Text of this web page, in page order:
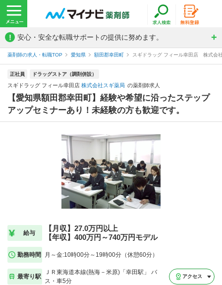
! 安心・安全な転職サポートの提供に努めます。
薬剤師の求人・転職TOP 愛知県 額田郡幸田町 スギドラッグ フィール幸田店 株式会
正社員 ドラッグストア（調剤併設）
スギドラッグ フィール幸田店 株式会社スギ薬局 の薬剤師求人
【愛知県額田郡幸田町】経験や希望に沿ったステップ
アップセミナーあり！未経験の方も歓迎です。
給与
【月収】27.0万円以上
【年収】400万円～740万円モデル
勤務時間 月～金:10時00分～19時00分（休憩60分）
最寄り駅
ＪＲ東海道本線(熱海－米原)「幸田駅」 バ
ス・車5分
アクセス